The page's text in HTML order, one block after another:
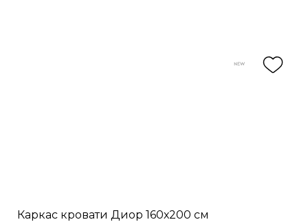
Каркас кровати Диор 160х200 см